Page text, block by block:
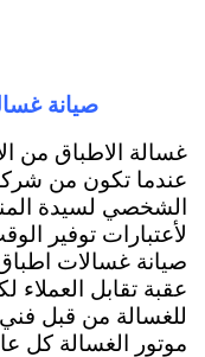
صيانة
غسالة الاطباق من
عندما تكون من شركة
الشخصي لسيدة
لأعتبارات توفير
صيانة غسالات
عقبة تقابل العملاء
للغسالة من قبل
موتور الغسالة كل